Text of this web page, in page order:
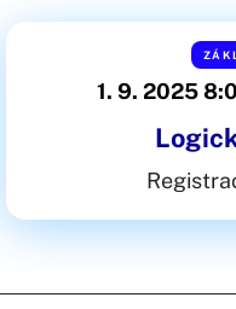
1. 9. 2025